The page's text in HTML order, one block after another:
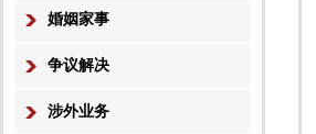
婚姻家事
争议解决
涉外业务